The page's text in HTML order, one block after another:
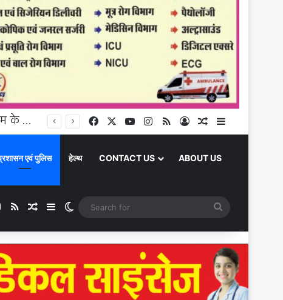
FacebookYouTubeInstagram
RSSLog InRandom Article
Sidebar
एवं पुलिस हेल्थ CONTACT US ABOUT US
Instagram
RSSRandom Article
SidebarSwitch skin